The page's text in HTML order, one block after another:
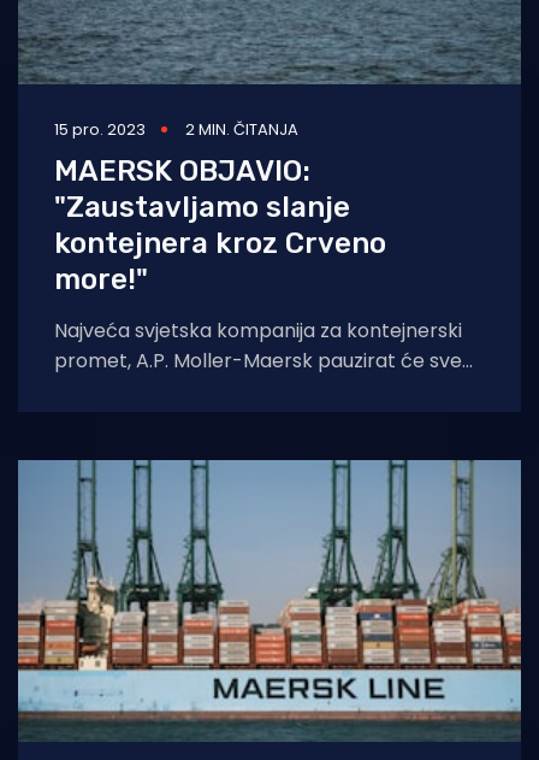
15 pro. 2023 2 MIN. ČITANJA
MAERSK OBJAVIO:
"Zaustavljamo slanje
kontejnera kroz Crveno
more!"
Najveća svjetska kompanija za kontejnerski
promet, A.P. Moller-Maersk pauzirat će sve
daljnjega,